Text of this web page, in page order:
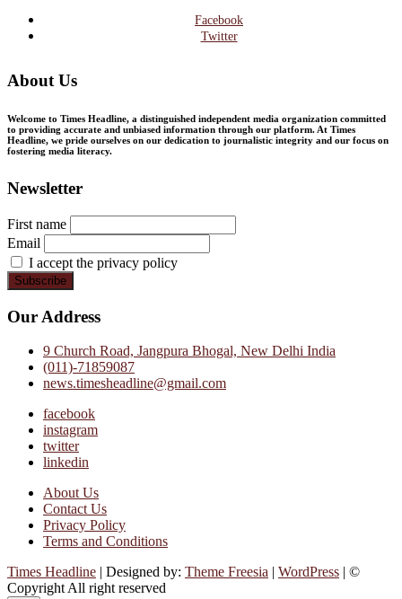
Facebook
Twitter
About Us
Welcome to Times Headline, a distinguished independent media organization committed
to providing accurate and unbiased information through our platform. At Times
Headline, we pride ourselves on our dedication to journalistic integrity and our focus on
fostering media literacy.
Newsletter
First name
Email
I accept the privacy policy
Our Address
9 Church Road, Jangpura Bhogal, New Delhi India
(011)-71859087
news.timesheadline@gmail.com
facebook
instagram
twitter
linkedin
About Us
Contact Us
Privacy Policy
Terms and Conditions
Times Headline | Designed by: Theme Freesia | WordPress | ©
Copyright All right reserved